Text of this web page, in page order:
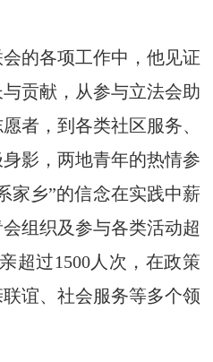
各项工作中，他见证
贡献，从参与立法会助
者，到各类社区服务、
影，两地青年的热情参
家乡”的信念在实践中薪
组织及参与各类活动超
超过1500人次，在政策
谊、社会服务等多个领